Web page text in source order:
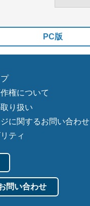
PC版
権について
り扱い
に関するお問い合わせ
ティ
問い合わせ